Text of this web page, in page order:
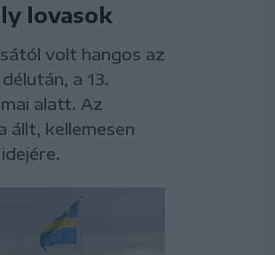
lovasok
volt hangos az
a 13.
alatt. Az
állt, kellemesen